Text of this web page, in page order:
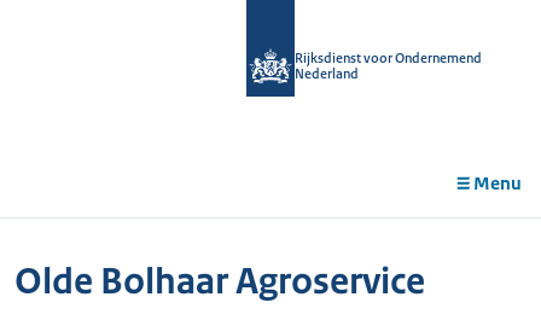
Rijksdienst voor Ondernemend
Nederland
Menu
Olde Bolhaar Agroservice